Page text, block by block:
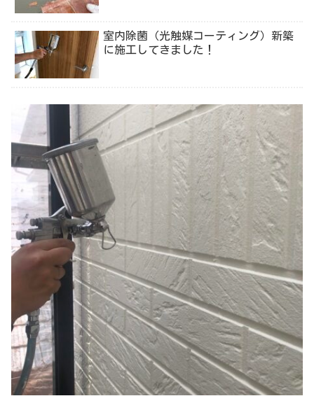
室内除菌（光触媒コーティング）新築
に施工してきました！